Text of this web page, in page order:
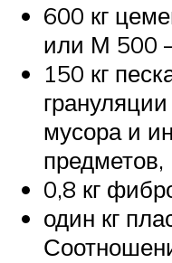
600 кг
или М 500
150 кг
мусора и
предметов,
0,8 кг
один кг